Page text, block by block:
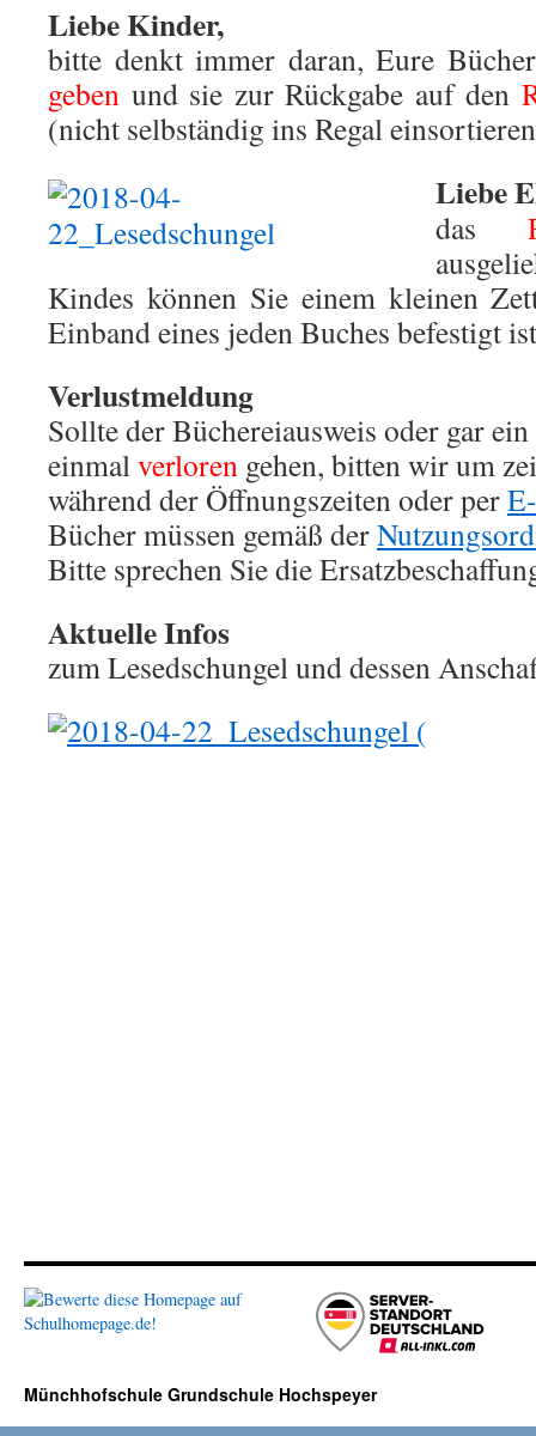
Liebe Kinder,
bitte denkt immer daran, Eure
geben und sie zur Rückgabe auf den
(nicht selbständig ins Regal
Liebe
das
Kindes können Sie einem kleinen
Einband eines jeden Buches befestigt
Verlustmeldung
Sollte der Büchereiausweis oder gar
einmalverloren gehen, bitten wir um
während der Öffnungszeiten oder per
Bücher müssen gemäß der
Bitte sprechen Sie die
Aktuelle Infos
zum Lesedschungel und dessen
Münchhofschule Grundschule Hochspeyer